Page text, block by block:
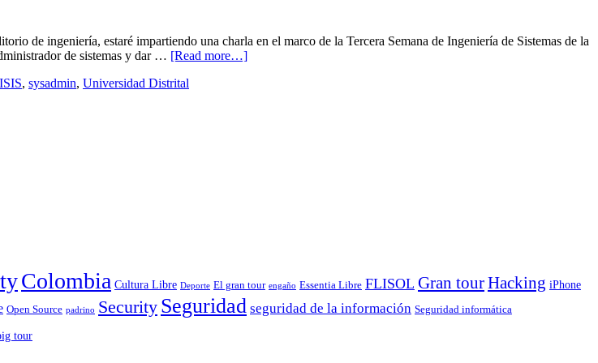
de ingeniería, estaré impartiendo una charla en el marco de la Tercera Semana de Ingeniería de Sistemas de la
de sistemas y dar … [Read more…]
ISIS, sysadmin, Universidad Distrital
Colombia Cultura Libre Deporte El gran tour engaño Essentia Libre FLISOL Gran tourHacking iPhone
Open Source padrino Security Seguridad seguridad de la información Seguridad informática
tour